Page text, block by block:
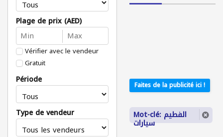
Plage de prix (AED)
Vérifier avec le vendeur
Gratuit
Période
Type de vendeur
Faites de la publicité ici !
Mot-clé: الفطيم
سيارات